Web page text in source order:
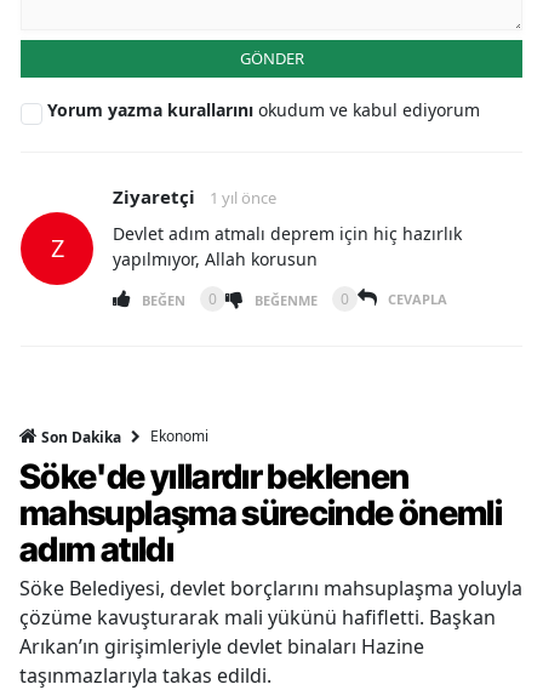
GÖNDER
Yorum yazma kurallarını okudum ve kabul ediyorum
Z
Ziyaretçi 1 yıl önce
Devlet adım atmalı deprem için hiç hazırlık
yapılmıyor, Allah korusun
BEĞEN 0 BEĞENME 0 CEVAPLA
Son Dakika Ekonomi
Söke'de yıllardır beklenen
mahsuplaşma sürecinde önemli
adım atıldı
Söke Belediyesi, devlet borçlarını mahsuplaşma yoluyla
çözüme kavuşturarak mali yükünü hafifletti. Başkan
Arıkan’ın girişimleriyle devlet binaları Hazine
taşınmazlarıyla takas edildi.